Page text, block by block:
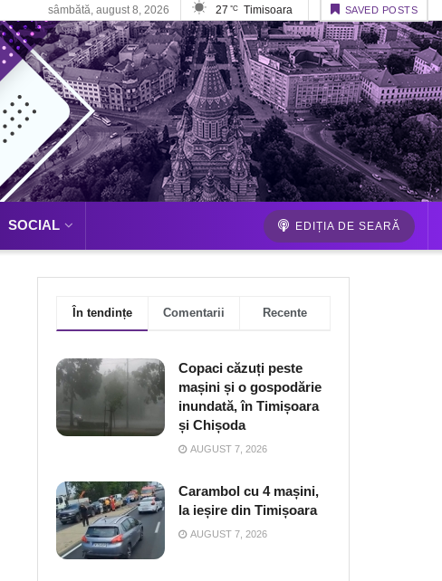
sâmbătă, august 8, 2026 27 °C Timisoara SAVED POSTS
SOCIAL EDIȚIA DE SEARĂ
În tendințe Comentarii Recente
Copaci căzuți peste
mașini și o gospodărie
inundată, în Timișoara
și Chișoda
AUGUST 7, 2026
Carambol cu 4 mașini,
la ieșire din Timișoara
AUGUST 7, 2026